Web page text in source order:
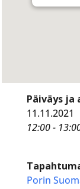
Päiväys ja
11.11.2021
12:00 -
Porin